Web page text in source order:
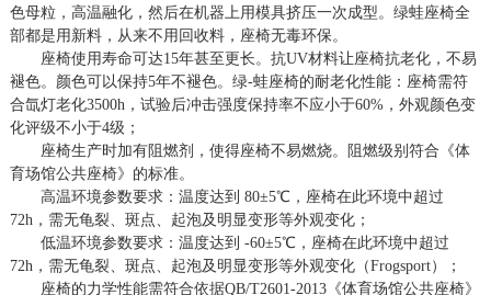
色母粒，高温融化，然后在机器上用模具挤压一次成型。绿蛙座椅全
部都是用新料，从来不用回收料，座椅无毒环保。
座椅使用寿命可达15年甚至更长。抗UV材料让座椅抗老化，不易
褪色。颜色可以保持5年不褪色。绿-蛙座椅的耐老化性能：座椅需符
合氙灯老化3500h，试验后冲击强度保持率不应小于60%，外观颜色变
化评级不小于4级；
座椅生产时加有阻燃剂，使得座椅不易燃烧。阻燃级别符合《体
育场馆公共座椅》的标准。
高温环境参数要求：温度达到 80±5℃，座椅在此环境中超过
72h，需无龟裂、斑点、起泡及明显变形等外观变化；
低温环境参数要求：温度达到 -60±5℃，座椅在此环境中超过
72h，需无龟裂、斑点、起泡及明显变形等外观变化（Frogsport）；
座椅的力学性能需符合依据QB/T2601-2013《体育场馆公共座椅》